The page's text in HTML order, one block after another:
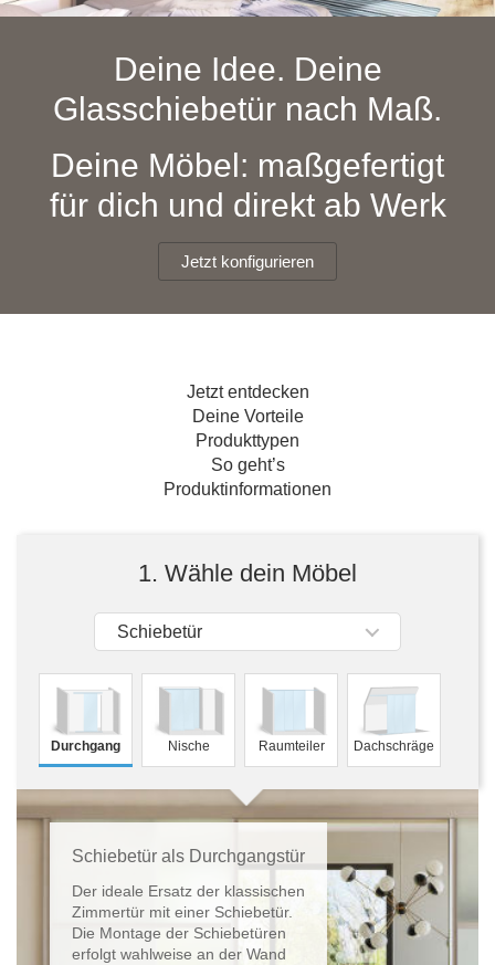
Schuhschrank
Hängeschrank
Hängeboard
TV-Möbel
Sideboard
Massivholz
Badregal
SpiegelschrankPolstermöbel
Sofa
Sessel
Hocker
der
Selection
Outdoorküche
der
Deine Idee. Deine
Glasschiebetür nach Maß.
Deine Möbel: maßgefertigt
für dich und direkt ab Werk
Jetzt konfigurieren
Jetzt entdecken
Deine Vorteile
Produkttypen
So geht’s
Produktinformationen
1. Wähle dein Möbel
Schiebetür
Durchgang Nische Raumteiler Dachschräge
Schiebetür als Durchgangstür
Der ideale Ersatz der klassischen
Zimmertür mit einer Schiebetür.
Die Montage der Schiebetüren
erfolgt wahlweise an der Wand
Kommoden
Massivholz-Schränke & -Regale
Wandboards